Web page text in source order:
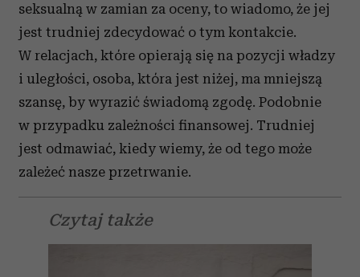
seksualną w zamian za oceny, to wiadomo, że jej
jest trudniej zdecydować o tym kontakcie.
W relacjach, które opierają się na pozycji władzy
i uległości, osoba, która jest niżej, ma mniejszą
szansę, by wyrazić świadomą zgodę. Podobnie
w przypadku zależności finansowej. Trudniej
jest odmawiać, kiedy wiemy, że od tego może
zależeć nasze przetrwanie.
Czytaj także